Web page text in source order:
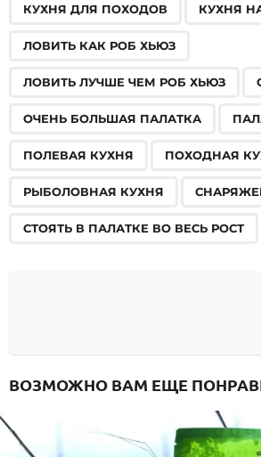
КУХНЯ ДЛЯ ПОХОДОВ КУХНЯ
ЛОВИТЬ КАК РОБ ХЬЮЗ
ЛОВИТЬ ЛУЧШЕ ЧЕМ РОБ ХЬЮЗ
ОЧЕНЬ БОЛЬШАЯ ПАЛАТКА
ПОЛЕВАЯ КУХНЯ ПОХОДНАЯ
РЫБОЛОВНАЯ КУХНЯ
СТОЯТЬ В ПАЛАТКЕ ВО ВЕСЬ РОСТ
ВОЗМОЖНО ВАМ ЕЩЕ